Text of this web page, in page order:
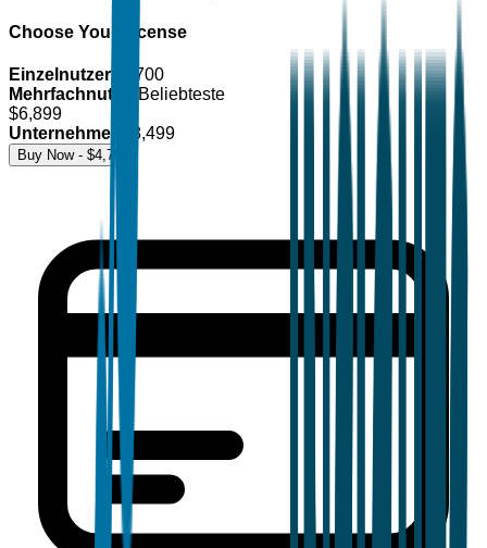
Choose Your License
Einzelnutzer$
4,700
Mehrfachnutzer
Beliebteste
$6,899
Unternehmen
8,499
Buy Now - $4,700